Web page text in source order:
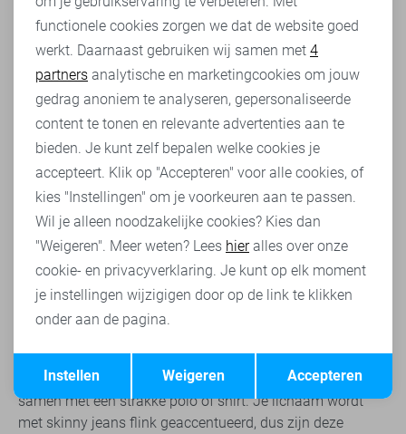
geheid vinden waar je naar op zoek bent! Maar, welke
Gabbiano jeans de beste keuze zijn voor jou, verschilt per
persoon. Er worden verschillende onderscheidingen
gemaakt in de jeans, bijvoorbeeld op de volgende
aspecten!
Regular, skinny of slim?
Eerst is het goed om te kijken naar hoe jij wilt dat de
Gabbiano spijkerbroek valt. Hierin maken we onderscheid
in 3 manieren:
Regular fit: de eenvoudige jeans die je gewend bent. Ze
vallen niet strak, maar zitten ook zeker niet los. Regular fit
jeans kunnen met vrijwel alle soorten kleding
gecombineerd worden, zo lang je rekening houdt met de
Skinny fit: vind jij het fijner dat de jeans goed aansluiten
op je benen, dan wil je skinny jeans. Deze gaan vaak
samen met een strakke polo of shirt. Je lichaam wordt
met skinny jeans flink geaccentueerd, dus zijn deze
Analytische cookies
Marketing cookies
Terug Opslaan
functionele cookies zorgen we dat de website goed
werkt. Daarnaast gebruiken wij samen met 4
partners analytische en marketingcookies om jouw
gedrag anoniem te analyseren, gepersonaliseerde
content te tonen en relevante advertenties aan te
bieden. Je kunt zelf bepalen welke cookies je
accepteert. Klik op "Accepteren" voor alle cookies, of
kies "Instellingen" om je voorkeuren aan te passen.
Wil je alleen noodzakelijke cookies? Kies dan
"Weigeren". Meer weten? Lees hieralles over onze
cookie- en privacyverklaring. Je kunt op elk moment
je instellingen wijzigigen door op de link te klikken
onder aan de pagina.
Accepteren
Weigeren
Instellen